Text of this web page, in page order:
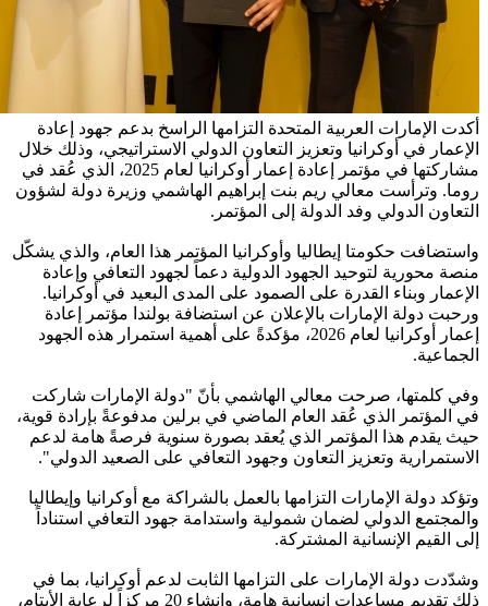
أكدت الإمارات العربية المتحدة التزامها الراسخ بدعم جهود إعادة
الإعمار في أوكرانيا وتعزيز التعاون الدولي الاستراتيجي، وذلك خلال
مشاركتها في مؤتمر إعادة إعمار أوكرانيا لعام 2025، الذي عُقد في
روما. وترأست معالي ريم بنت إبراهيم الهاشمي وزيرة دولة لشؤون
التعاون الدولي وفد الدولة إلى المؤتمر.
واستضافت حكومتا إيطاليا وأوكرانيا المؤتمر هذا العام، والذي يشكّل
منصة محورية لتوحيد الجهود الدولية دعماً لجهود التعافي وإعادة
الإعمار وبناء القدرة على الصمود على المدى البعيد في أوكرانيا.
ورحبت دولة الإمارات بالإعلان عن استضافة بولندا مؤتمر إعادة
إعمار أوكرانيا لعام 2026، مؤكدةً على أهمية استمرار هذه الجهود
الجماعية.
وفي كلمتها، صرحت معالي الهاشمي بأنّ "دولة الإمارات شاركت
في المؤتمر الذي عُقد العام الماضي في برلين مدفوعةً بإرادة قوية،
حيث يقدم هذا المؤتمر الذي يُعقد بصورة سنوية فرصةً هامة لدعم
الاستمرارية وتعزيز التعاون وجهود التعافي على الصعيد الدولي".
وتؤكد دولة الإمارات التزامها بالعمل بالشراكة مع أوكرانيا وإيطاليا
والمجتمع الدولي لضمان شمولية واستدامة جهود التعافي استناداً
إلى القيم الإنسانية المشتركة.
وشدّدت دولة الإمارات على التزامها الثابت لدعم أوكرانيا، بما في
ذلك تقديم مساعدات إنسانية هامة، وإنشاء 20 مركزاً لرعاية الأيتام،